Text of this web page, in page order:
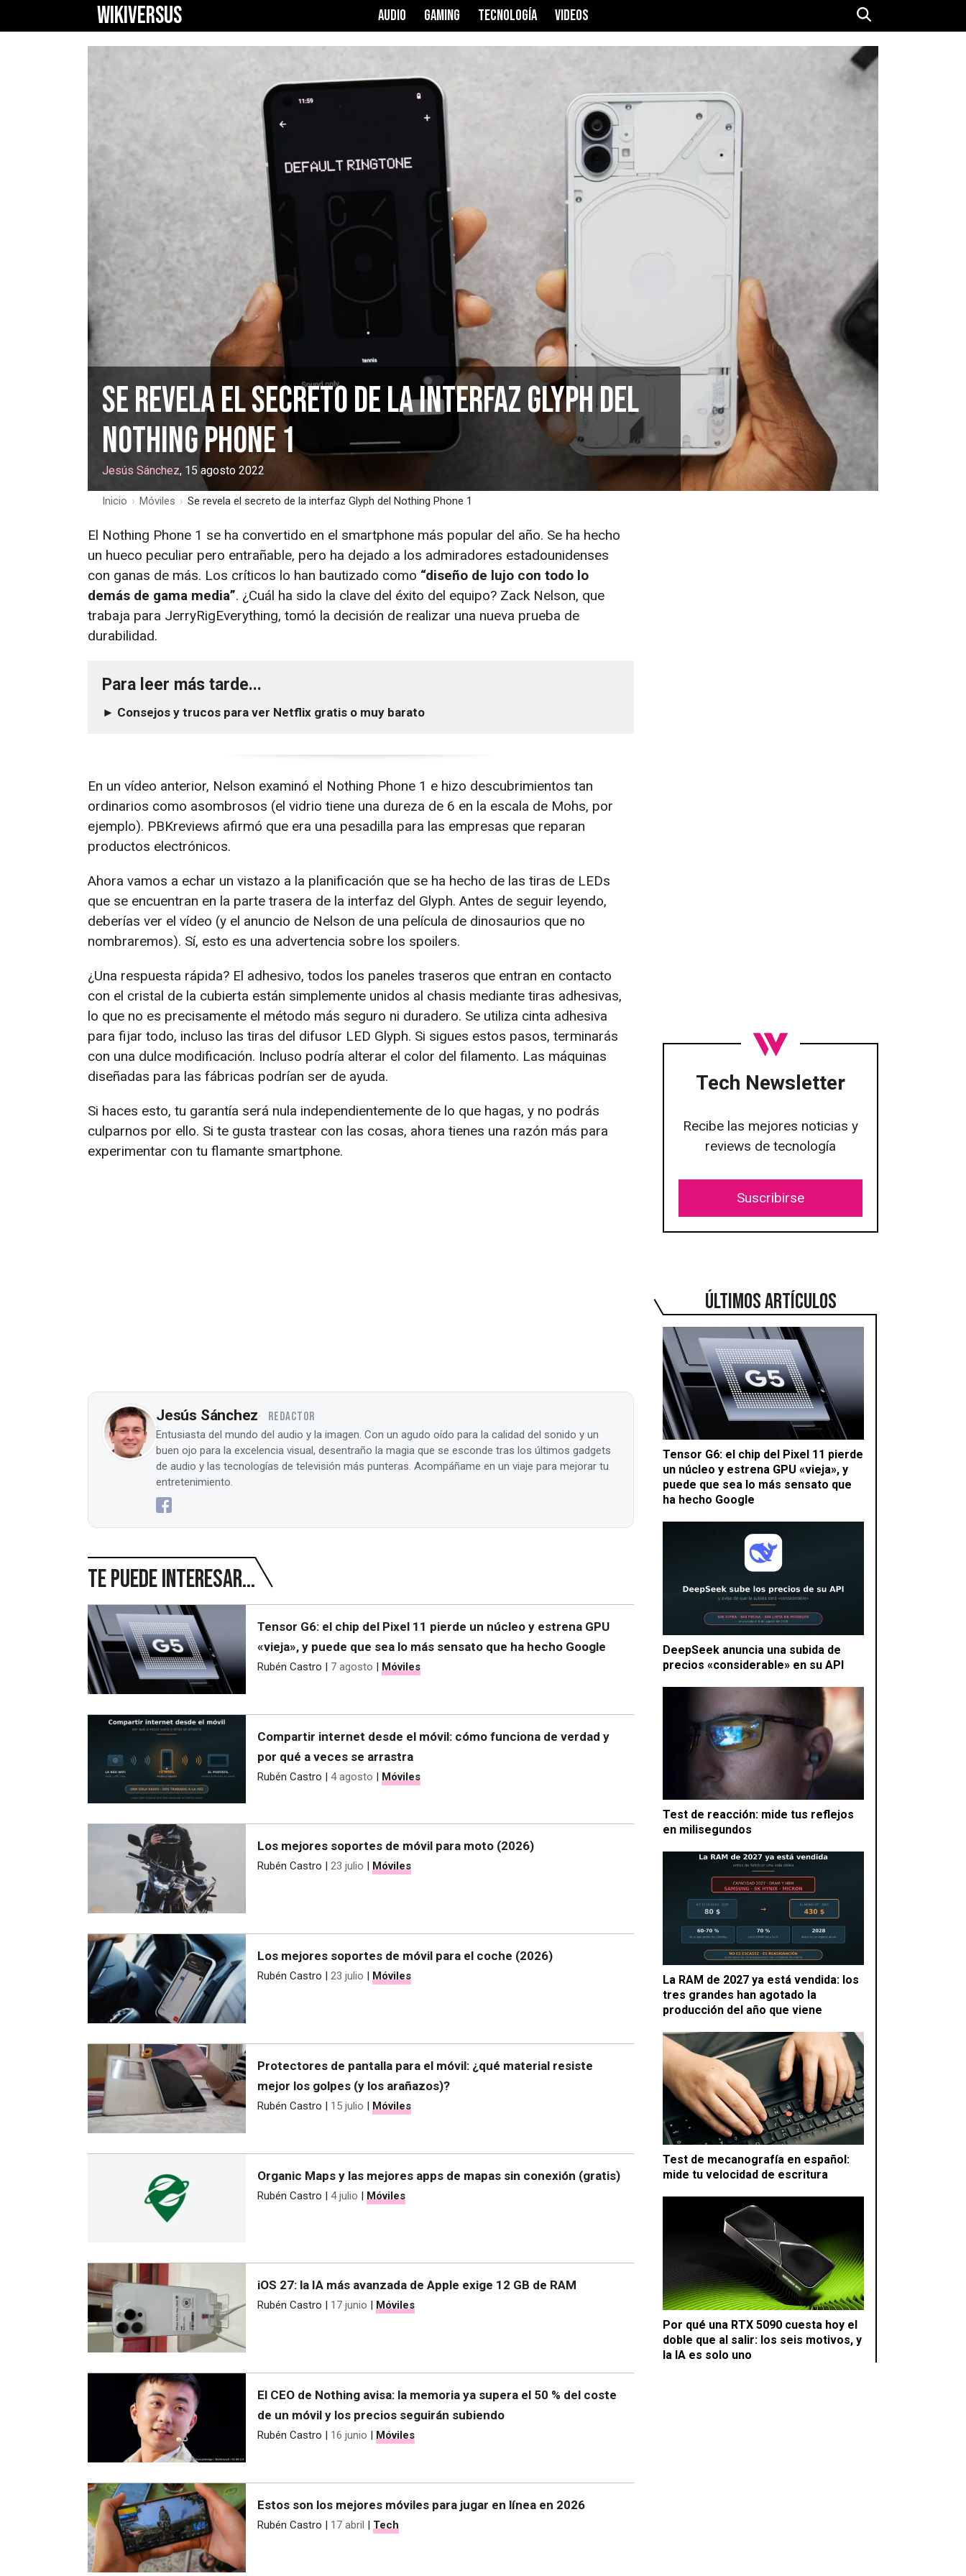
WIKIVERSUS AUDIO GAMING TECNOLOGÍA VIDEOS
Se revela el secreto de la interfaz Glyph del
Nothing Phone 1
Jesús Sánchez, 15 agosto 2022
Inicio › Móviles › Se revela el secreto de la interfaz Glyph del Nothing Phone 1
Tech Newsletter
Recibe las mejores noticias y
reviews de tecnología
Suscribirse
ÚLTIMOS ARTÍCULOS
Tensor G6: el chip del Pixel 11 pierde
un núcleo y estrena GPU «vieja», y
puede que sea lo más sensato que
ha hecho Google
DeepSeek anuncia una subida de
precios «considerable» en su API
Test de reacción: mide tus reflejos
en milisegundos
La RAM de 2027 ya está vendida: los
tres grandes han agotado la
producción del año que viene
Test de mecanografía en español:
mide tu velocidad de escritura
Por qué una RTX 5090 cuesta hoy el
doble que al salir: los seis motivos, y
la IA es solo uno
El Nothing Phone 1 se ha convertido en el smartphone más popular del año. Se ha hecho
un hueco peculiar pero entrañable, pero ha dejado a los admiradores estadounidenses
con ganas de más. Los críticos lo han bautizado como “diseño de lujo con todo lo
demás de gama media”. ¿Cuál ha sido la clave del éxito del equipo? Zack Nelson, que
trabaja para JerryRigEverything, tomó la decisión de realizar una nueva prueba de
durabilidad.
Para leer más tarde...
► Consejos y trucos para ver Netflix gratis o muy barato
En un vídeo anterior, Nelson examinó el Nothing Phone 1 e hizo descubrimientos tan
ordinarios como asombrosos (el vidrio tiene una dureza de 6 en la escala de Mohs, por
ejemplo). PBKreviews afirmó que era una pesadilla para las empresas que reparan
productos electrónicos.
Ahora vamos a echar un vistazo a la planificación que se ha hecho de las tiras de LEDs
que se encuentran en la parte trasera de la interfaz del Glyph. Antes de seguir leyendo,
deberías ver el vídeo (y el anuncio de Nelson de una película de dinosaurios que no
nombraremos). Sí, esto es una advertencia sobre los spoilers.
¿Una respuesta rápida? El adhesivo, todos los paneles traseros que entran en contacto
con el cristal de la cubierta están simplemente unidos al chasis mediante tiras adhesivas,
lo que no es precisamente el método más seguro ni duradero. Se utiliza cinta adhesiva
para fijar todo, incluso las tiras del difusor LED Glyph. Si sigues estos pasos, terminarás
con una dulce modificación. Incluso podría alterar el color del filamento. Las máquinas
diseñadas para las fábricas podrían ser de ayuda.
Si haces esto, tu garantía será nula independientemente de lo que hagas, y no podrás
culparnos por ello. Si te gusta trastear con las cosas, ahora tienes una razón más para
experimentar con tu flamante smartphone.
Jesús Sánchez REDACTOR
Entusiasta del mundo del audio y la imagen. Con un agudo oído para la calidad del sonido y un
buen ojo para la excelencia visual, desentraño la magia que se esconde tras los últimos gadgets
de audio y las tecnologías de televisión más punteras. Acompáñame en un viaje para mejorar tu
entretenimiento.
Te puede interesar...
Tensor G6: el chip del Pixel 11 pierde un núcleo y estrena GPU
«vieja», y puede que sea lo más sensato que ha hecho Google
Rubén Castro | 7 agosto | Móviles
Compartir internet desde el móvil: cómo funciona de verdad y
por qué a veces se arrastra
Rubén Castro | 4 agosto | Móviles
Los mejores soportes de móvil para moto (2026)
Rubén Castro | 23 julio | Móviles
Los mejores soportes de móvil para el coche (2026)
Rubén Castro | 23 julio | Móviles
Protectores de pantalla para el móvil: ¿qué material resiste
mejor los golpes (y los arañazos)?
Rubén Castro | 15 julio | Móviles
Organic Maps y las mejores apps de mapas sin conexión (gratis)
Rubén Castro | 4 julio | Móviles
iOS 27: la IA más avanzada de Apple exige 12 GB de RAM
Rubén Castro | 17 junio | Móviles
El CEO de Nothing avisa: la memoria ya supera el 50 % del coste
de un móvil y los precios seguirán subiendo
Rubén Castro | 16 junio | Móviles
Estos son los mejores móviles para jugar en línea en 2026
Rubén Castro | 17 abril | Tech